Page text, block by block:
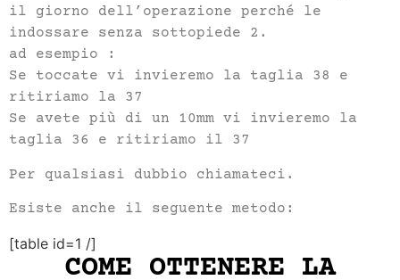
il giorno dell’operazione perché le
indossare senza sottopiede 2.
ad esempio :
Se toccate vi invieremo la taglia 38 e
ritiriamo la 37
Se avete più di un 10mm vi invieremo la
taglia 36 e ritiriamo il 37
Per qualsiasi dubbio chiamateci.
Esiste anche il seguente metodo:
[table id=1 /]
COME OTTENERE LA